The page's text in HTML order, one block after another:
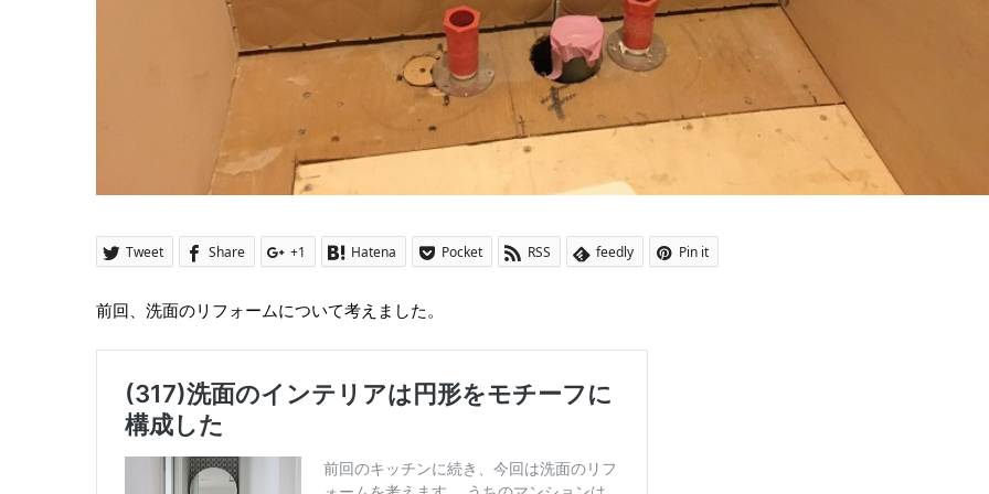
Tweet Share +1 Hatena Pocket RSS feedly Pin it
前回、洗面のリフォームについて考えました。